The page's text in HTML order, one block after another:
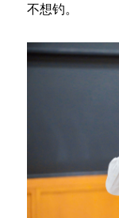
不想钓。